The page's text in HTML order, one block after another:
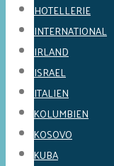
HOTELLERIE
INTERNATIONAL
IRLAND
ISRAEL
ITALIEN
KOLUMBIEN
KOSOVO
KUBA